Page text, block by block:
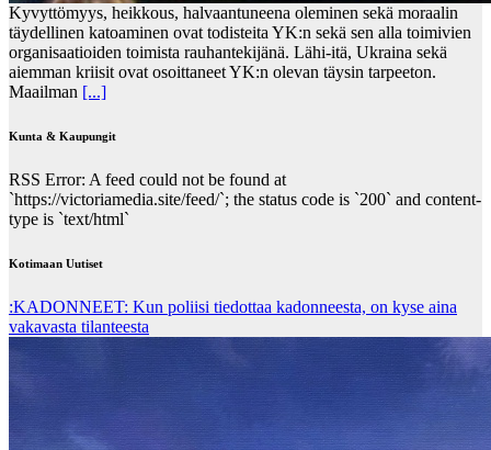
Kyvyttömyys, heikkous, halvaantuneena oleminen sekä moraalin
täydellinen katoaminen ovat todisteita YK:n sekä sen alla toimivien
organisaatioiden toimista rauhantekijänä. Lähi-itä, Ukraina sekä
aiemman kriisit ovat osoittaneet YK:n olevan täysin tarpeeton.
Maailman [...]
Kunta & Kaupungit
RSS Error: A feed could not be found at
`https://victoriamedia.site/feed/`; the status code is `200` and content-
type is `text/html`
Kotimaan Uutiset
:KADONNEET: Kun poliisi tiedottaa kadonneesta, on kyse aina
vakavasta tilanteesta